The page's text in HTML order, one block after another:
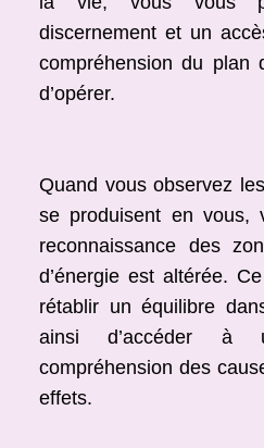
discernement et un
compréhension du plan
d’opérer.
Quand vous observez
se produisent en vous,
reconnaissance des
d’énergie est altérée.
rétablir un équilibre
ainsi d’accéder à
compréhension des
effets.